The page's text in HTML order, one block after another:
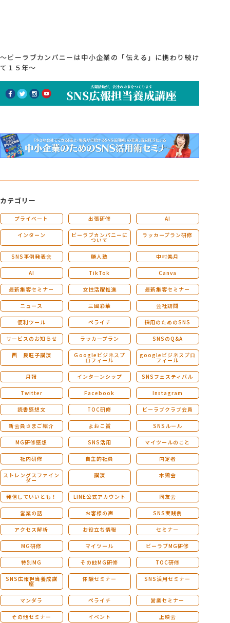
～ビーラブカンパニーは中小企業の「伝える」に携わり続け
て１５年～
カテゴリー
プライベート 出張研修 AI
インターン ビーラブカンパニーに
ついて
ラッカープラン研修
SNS事例発表会 勝人塾 中村美月
AI TikTok Canva
最新集客セミナー 女性活躍推進 最新集客セミナー
ニュース 三國彩華 会社訪問
便利ツール ペライチ 採用のためのSNS
サービスのお知らせ ラッカープラン SNSのQ&A
西 良旺子講演 Ｇoogleビジネスプ
ロフィール
googleビジネスプロ
フィール
月報 インターンシップ SNSフェスティバル
Twitter Facebook Instagram
読書感想文 TOC研修 ビーラブクラブ会員
新会員さまご紹介 よおこ賞 SNSルール
MG研修感想 SNS活用 マイツールのこと
社内研修 自主的社員 内定者
ストレングスファイン
ダー
講演 木鶏会
発信していいとも！ LINE公式アカウント 同友会
営業の話 お客様の声 SNS実践例
アクセス解析 お役立ち情報 セミナー
MG研修 マイツール ビーラブMG研修
特別MG その他MG研修 TOC研修
SNS広報担当養成講
座
体験セミナー SNS活用セミナー
マンダラ ペライチ 営業セミナー
その他セミナー イベント 上映会